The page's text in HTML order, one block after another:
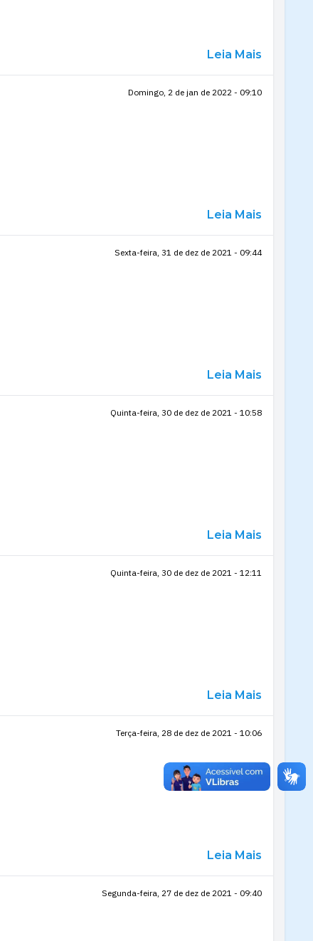
Leia Mais
Domingo, 2 de jan de 2022 - 09:10
Leia Mais
Sexta-feira, 31 de dez de 2021 - 09:44
Leia Mais
Quinta-feira, 30 de dez de 2021 - 10:58
Leia Mais
Quinta-feira, 30 de dez de 2021 - 12:11
Leia Mais
Terça-feira, 28 de dez de 2021 - 10:06
Leia Mais
Segunda-feira, 27 de dez de 2021 - 09:40